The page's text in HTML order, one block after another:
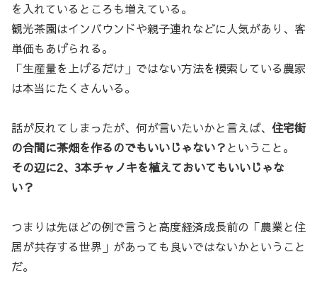
を入れているところも増えている。
観光茶園はインバウンドや親子連れなどに人気があり、客
単価もあげられる。
「生産量を上げるだけ」ではない方法を模索している農家
は本当にたくさんいる。
話が反れてしまったが、何が言いたいかと言えば、 住宅街
の合間に茶畑を作るのでもいいじゃない？ということ。
その辺に2、3本チャノキを植えておいてもいいじゃな
い？
つまりは先ほどの例で言うと高度経済成長前の「農業と住
居が共存する世界」があっても良いではないかということ
だ。